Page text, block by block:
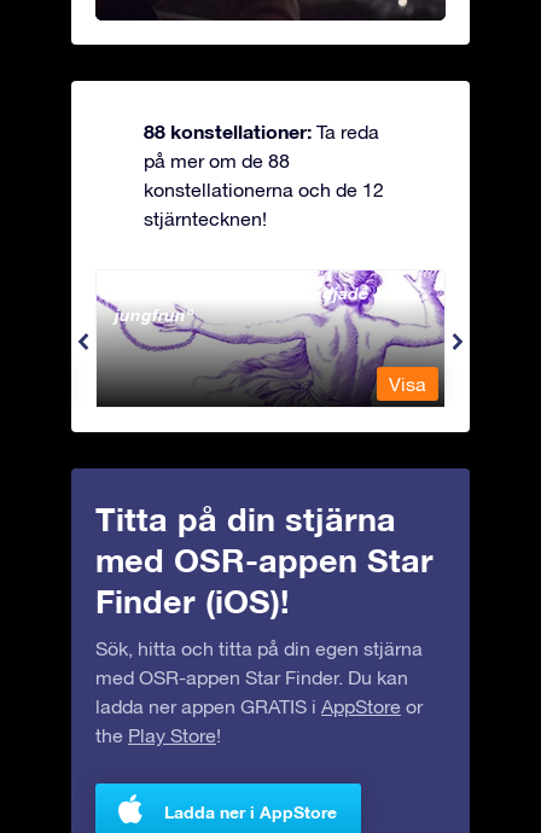
88 konstellationer: Ta reda
på mer om de 88
konstellationerna och de 12
stjärntecknen!
Andromeda - Den fastkedjade
jungfrun
Visa
Titta på din stjärna
med OSR-appen Star
Finder (iOS)!
Sök, hitta och titta på din egen stjärna
med OSR-appen Star Finder. Du kan
ladda ner appen GRATIS i AppStore or
the Play Store!
Ladda ner i AppStore